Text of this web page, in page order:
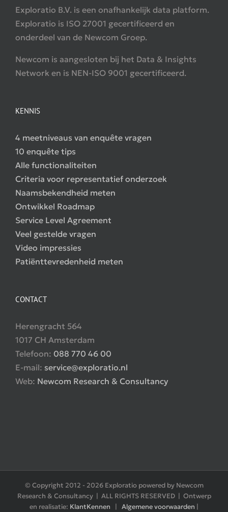
Exploratio B.V. is een onafhankelijk data platform.
Exploratio is ISO 27001 gecertificeerd en
onderdeel van de Newcom Groep.
Newcom is aangesloten bij het Data & Insights
Network en is NEN-ISO 9001 gecertificeerd.
KENNIS
4 meetniveaus van enquête vragen
10 enquête tips
Alle functionaliteiten
Criteria voor representatief onderzoek
Naamsbekendheid meten
Ontwikkel Roadmap
Service Level Agreement
Veel gestelde vragen
Video impressies
Patiënttevredenheid meten
CONTACT
Herengracht 564
1017 CH Amsterdam
Telefoon: 088 770 46 00
E-mail: service@exploratio.nl
Web: Newcom Research & Consultancy
© Copyright 2012 - 2026 Exploratio powered by Newcom
Research & Consultancy | ALL RIGHTS RESERVED | Ontwerp
en realisatie: KlantKennen | Algemene voorwaarden |